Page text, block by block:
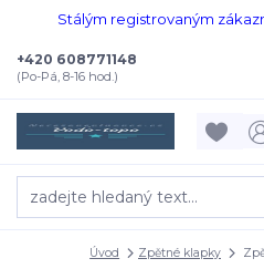
Stálým registrovaným
+420 608771148
(Po-Pá, 8-16 hod.)
Úvod Zpětné klapky